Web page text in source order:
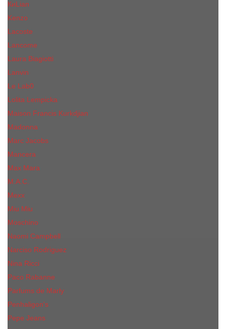
КиLian
Kenzo
Lacoste
Lancome
Laura Biagiotti
Lanvin
Lе Lab0
Lolita Lempicka
Maison Francis Kurkdjian
Madonna
Marc Jacobs
Mancera
Max Mara
M.А.C.
Mexx
Miu Miu
Mоsсhino
Naomi Campbell
Narciso Rodriguez
Nina Ricci
Paco Rabanne
Parfums de Marly
Penhaligon's
Pepe Jeans